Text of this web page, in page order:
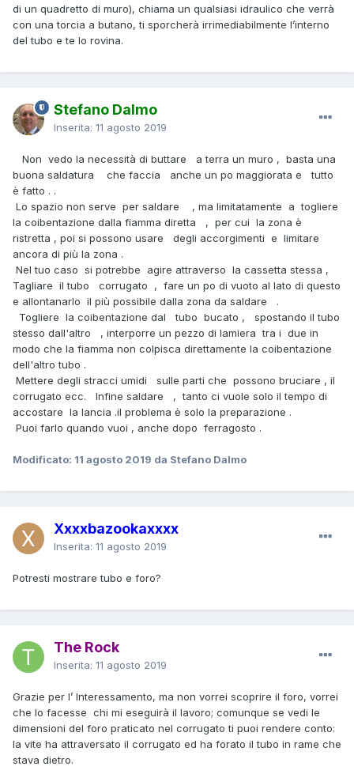
di un quadretto di muro), chiama un qualsiasi idraulico che verrà
con una torcia a butano, ti sporcherà irrimediabilmente l’interno
del tubo e te lo rovina.
Stefano Dalmo
Inserita: 11 agosto 2019
Non vedo la necessità di buttare a terra un muro , basta una
buona saldatura che faccia anche un po maggiorata e tutto
è fatto . .
Lo spazio non serve per saldare , ma limitatamente a togliere
la coibentazione dalla fiamma diretta , per cui la zona è
ristretta , poi si possono usare degli accorgimenti e limitare
ancora di più la zona .
Nel tuo caso si potrebbe agire attraverso la cassetta stessa ,
Tagliare il tubo corrugato , fare un po di vuoto al lato di questo
e allontanarlo il più possibile dalla zona da saldare .
Togliere la coibentazione dal tubo bucato , spostando il tubo
stesso dall'altro , interporre un pezzo di lamiera tra i due in
modo che la fiamma non colpisca direttamente la coibentazione
dell'altro tubo .
Mettere degli stracci umidi sulle parti che possono bruciare , il
corrugato ecc. Infine saldare , tanto ci vuole solo il tempo di
accostare la lancia .il problema è solo la preparazione .
Puoi farlo quando vuoi , anche dopo ferragosto .
Modificato: 11 agosto 2019 da Stefano Dalmo
Xxxxbazookaxxxx
Inserita: 11 agosto 2019
Potresti mostrare tubo e foro?
The Rock
Inserita: 11 agosto 2019
Grazie per l’ Interessamento, ma non vorrei scoprire il foro, vorrei
che lo facesse chi mi eseguirà il lavoro; comunque se vedi le
dimensioni del foro praticato nel corrugato ti puoi rendere conto:
la vite ha attraversato il corrugato ed ha forato il tubo in rame che
stava dietro.